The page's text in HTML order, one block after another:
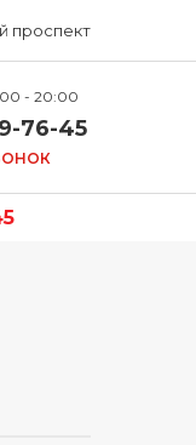
проспект
- 20:00
76-45